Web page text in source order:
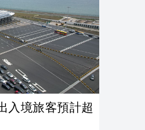
入境旅客預計超